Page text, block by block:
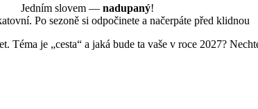
Jedním slovem — nadupaný!
Po sezoně si odpočinete a načerpáte před klidnou
Téma je „cesta“ a jaká bude ta vaše v roce 2027?